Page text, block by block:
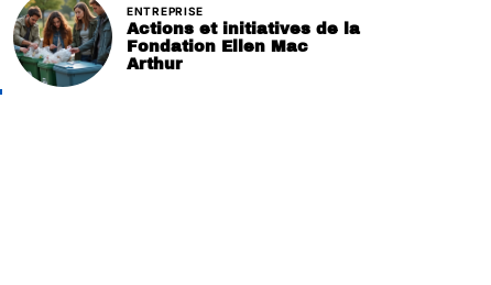
ENTREPRISE
Actions et initiatives de la
Fondation Ellen Mac
Arthur